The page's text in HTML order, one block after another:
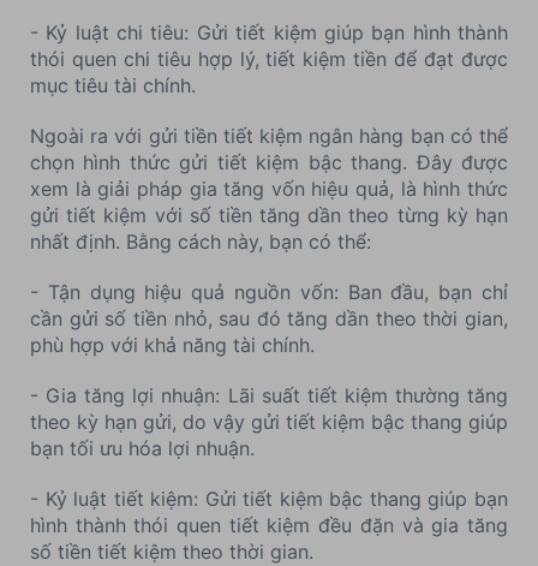
- Kỷ luật chi tiêu: Gửi tiết kiệm giúp bạn hình thành
thói quen chi tiêu hợp lý, tiết kiệm tiền để đạt được
mục tiêu tài chính.
Ngoài ra với gửi tiền tiết kiệm ngân hàng bạn có thể
chọn hình thức gửi tiết kiệm bậc thang. Đây được
xem là giải pháp gia tăng vốn hiệu quả, là hình thức
gửi tiết kiệm với số tiền tăng dần theo từng kỳ hạn
nhất định. Bằng cách này, bạn có thể:
- Tận dụng hiệu quả nguồn vốn: Ban đầu, bạn chỉ
cần gửi số tiền nhỏ, sau đó tăng dần theo thời gian,
phù hợp với khả năng tài chính.
- Gia tăng lợi nhuận: Lãi suất tiết kiệm thường tăng
theo kỳ hạn gửi, do vậy gửi tiết kiệm bậc thang giúp
bạn tối ưu hóa lợi nhuận.
- Kỷ luật tiết kiệm: Gửi tiết kiệm bậc thang giúp bạn
hình thành thói quen tiết kiệm đều đặn và gia tăng
số tiền tiết kiệm theo thời gian.